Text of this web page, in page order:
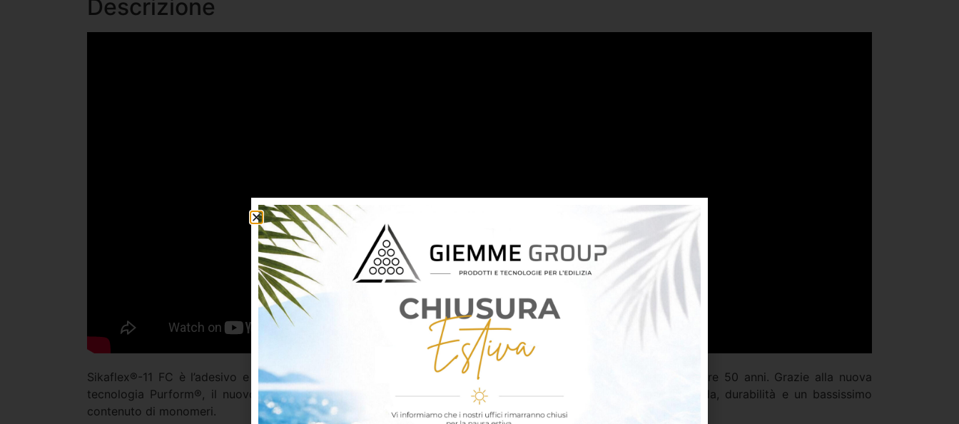
Descrizione
Sikaflex®-11 FC è l’adesivo e sigillante multiuso preferito dai professionisti nel settore delle costruzioni da oltre 50 anni. Grazie alla nuova
tecnologia Purform®, il nuovo Sikaflex®-11 FC Purform® offre numerosi vantaggi quali polimerizzazione rapida, durabilità e un bassissimo
contenuto di monomeri.